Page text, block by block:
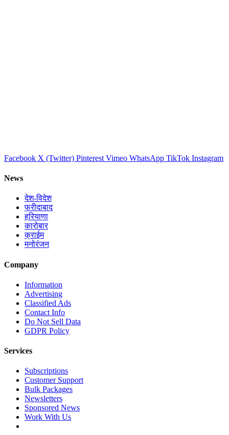
Facebook X (Twitter) Pinterest Vimeo WhatsApp TikTok Instagram
News
देश-विदेश
फरीदाबाद
हरियाणा
कारोबार
क्राईम
मनोरंजन
Company
Information
Advertising
Classified Ads
Contact Info
Do Not Sell Data
GDPR Policy
Services
Subscriptions
Customer Support
Bulk Packages
Newsletters
Sponsored News
Work With Us